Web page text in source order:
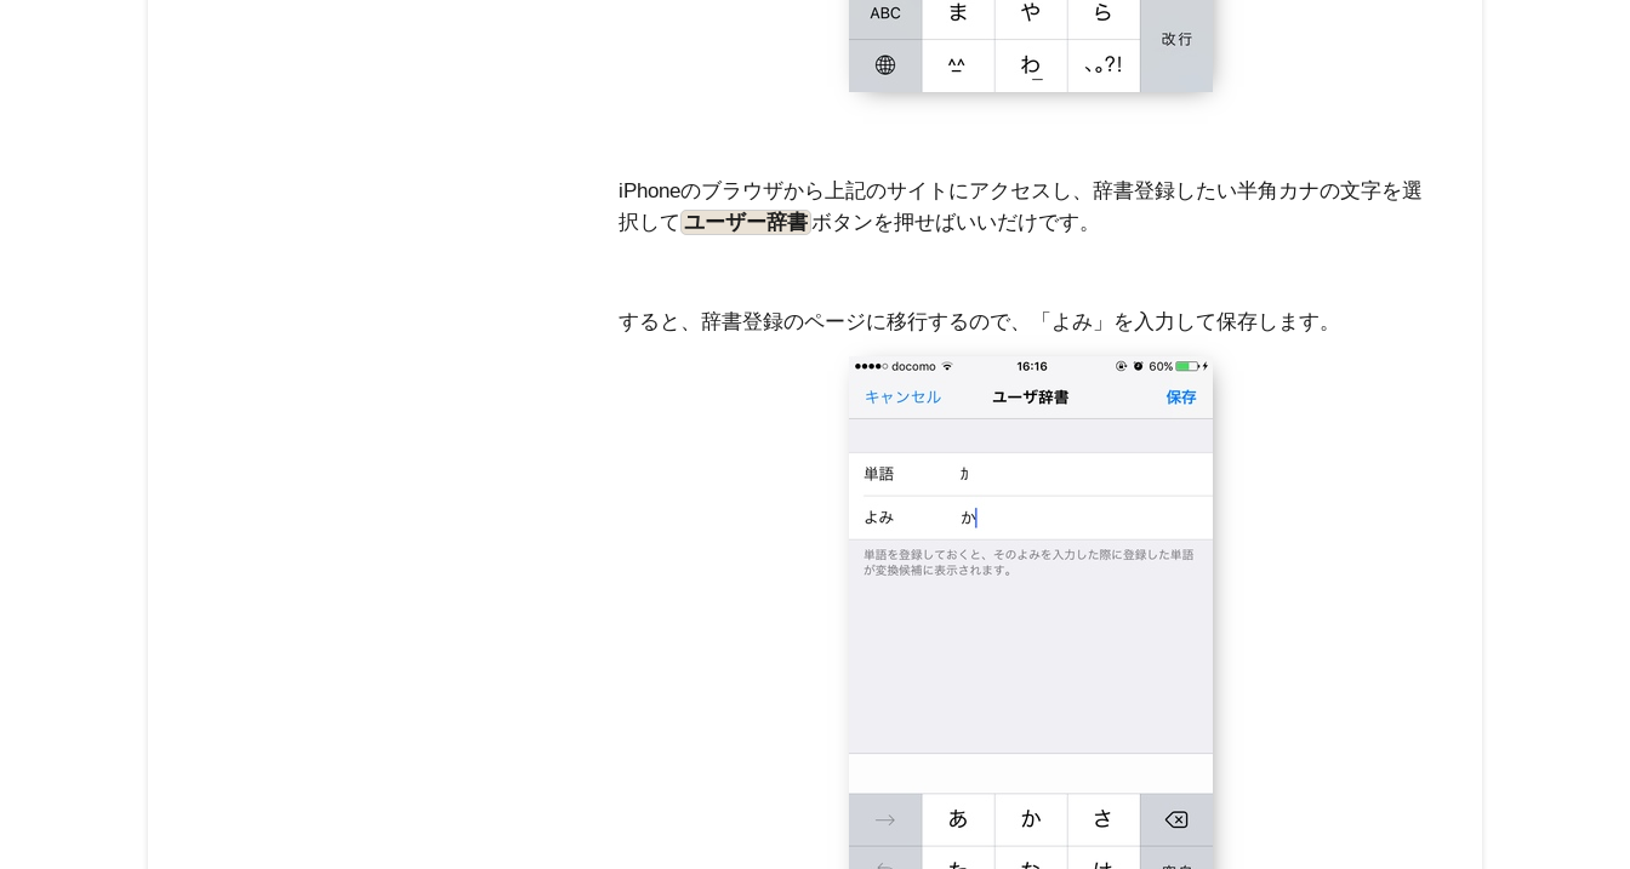
iPhoneのブラウザから上記のサイトにアクセスし、辞書登録したい半角カナの文字を選
択して ユーザー辞書 ボタンを押せばいいだけです。
すると、辞書登録のページに移行するので、「よみ」を入力して保存します。